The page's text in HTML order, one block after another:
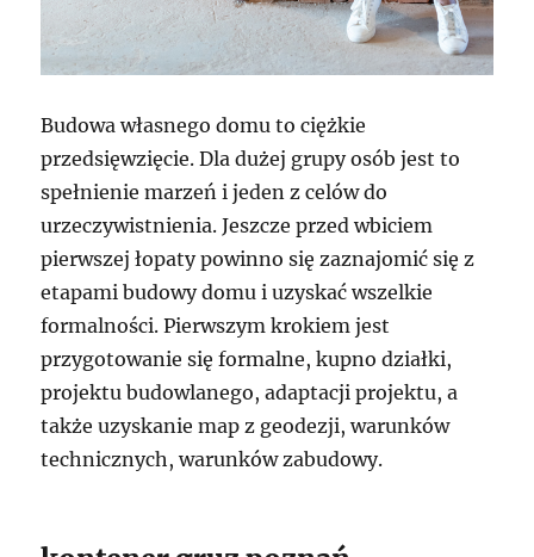
Budowa własnego domu to ciężkie
przedsięwzięcie. Dla dużej grupy osób jest to
spełnienie marzeń i jeden z celów do
urzeczywistnienia. Jeszcze przed wbiciem
pierwszej łopaty powinno się zaznajomić się z
etapami budowy domu i uzyskać wszelkie
formalności. Pierwszym krokiem jest
przygotowanie się formalne, kupno działki,
projektu budowlanego, adaptacji projektu, a
także uzyskanie map z geodezji, warunków
technicznych, warunków zabudowy.